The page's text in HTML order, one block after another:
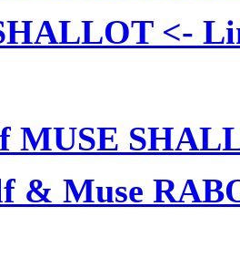
<-
MUSE
& Muse